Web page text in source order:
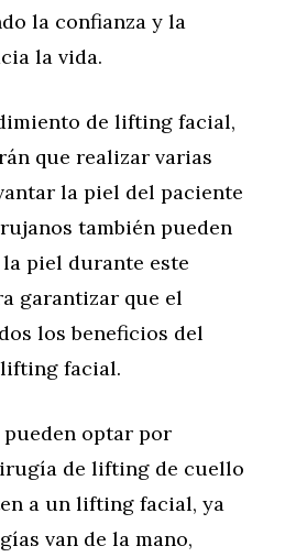
la confianza y la
la vida.
de lifting facial,
que realizar varias
la piel del paciente
también pueden
piel durante este
garantizar que el
los beneficios del
facial.
optar por
de lifting de cuello
a un lifting facial, ya
van de la mano,